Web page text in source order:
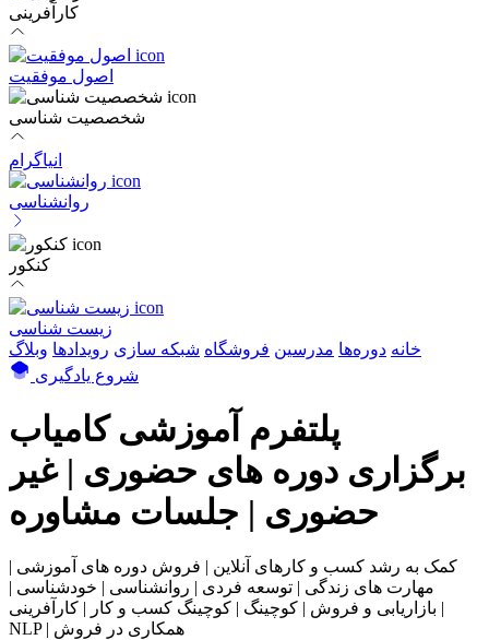
کارآفرینی
اصول موفقیت
شخصصیت شناسی
انیاگرام
روانشناسی
کنکور
زیست شناسی
خانه دوره‌ها مدرسین فروشگاه شبکه سازی رویداد‌ها وبلاگ
شروع یادگیری
پلتفرم آموزشی کامیاب
برگزاری دوره های حضوری | غیر
حضوری | جلسات مشاوره
کمک به رشد کسب و کارهای آنلاین | فروش دوره های آموزشی |
مهارت های زندگی | توسعه فردی | روانشناسی | خودشناسی |
بازاریابی و فروش | کوچینگ | کوچینگ کسب و کار | کارآفرینی |
NLP | همکاری در فروش